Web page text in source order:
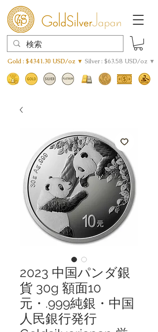
Gold : $4341.30 USD/oz ▼ Silver : $63.58 USD/oz ▼
2023 中国パンダ銀
貨 30g 額面10
元・.999純銀・中国
人民銀行発行